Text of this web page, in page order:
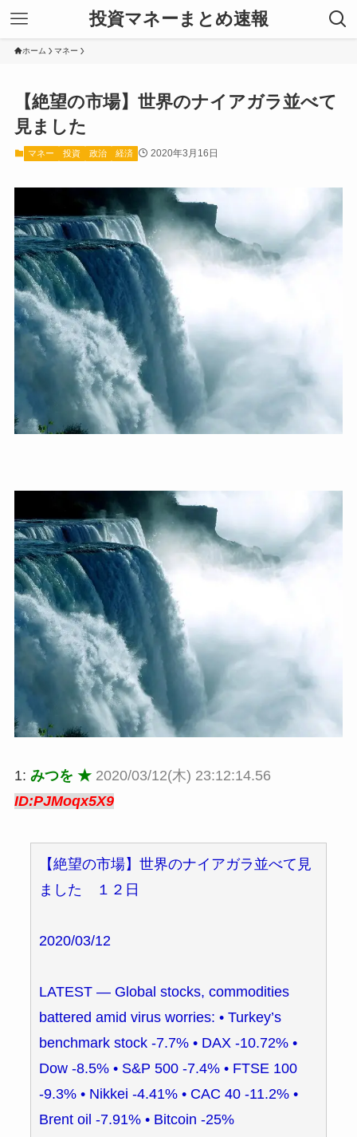
投資マネーまとめ速報
ホーム マネー
【絶望の市場】世界のナイアガラ並べて
見ました
マネー 投資 政治 経済 2020年3月16日
1: みつを ★ 2020/03/12(木) 23:12:14.56
ID:PJMoqx5X9
【絶望の市場】世界のナイアガラ並べて見
ました １２日
2020/03/12
LATEST ― Global stocks, commodities
battered amid virus worries: • Turkey’s
benchmark stock -7.7% • DAX -10.72% •
Dow -8.5% • S&P 500 -7.4% • FTSE 100
-9.3% • Nikkei -4.41% • CAC 40 -11.2% •
Brent oil -7.91% • Bitcoin -25%